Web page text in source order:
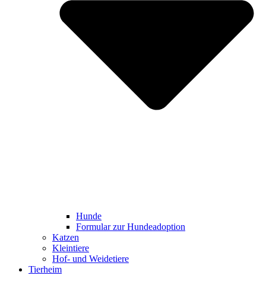
Hunde
Formular zur Hundeadoption
Katzen
Kleintiere
Hof- und Weidetiere
Tierheim